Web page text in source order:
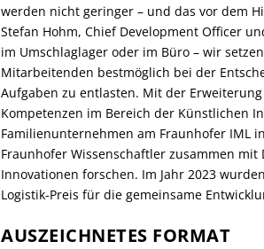
werden nicht geringer – und das vor dem
Stefan Hohm, Chief Development Officer
im Umschlaglager oder im Büro – wir
Mitarbeitenden bestmöglich bei der
Aufgaben zu entlasten. Mit der
Kompetenzen im Bereich der Künstlichen
Familienunternehmen am Fraunhofer IML
Fraunhofer Wissenschaftler zusammen mit
Innovationen forschen. Im Jahr 2023
Logistik-Preis für die gemeinsame
AUSZEICHNETES FORMAT